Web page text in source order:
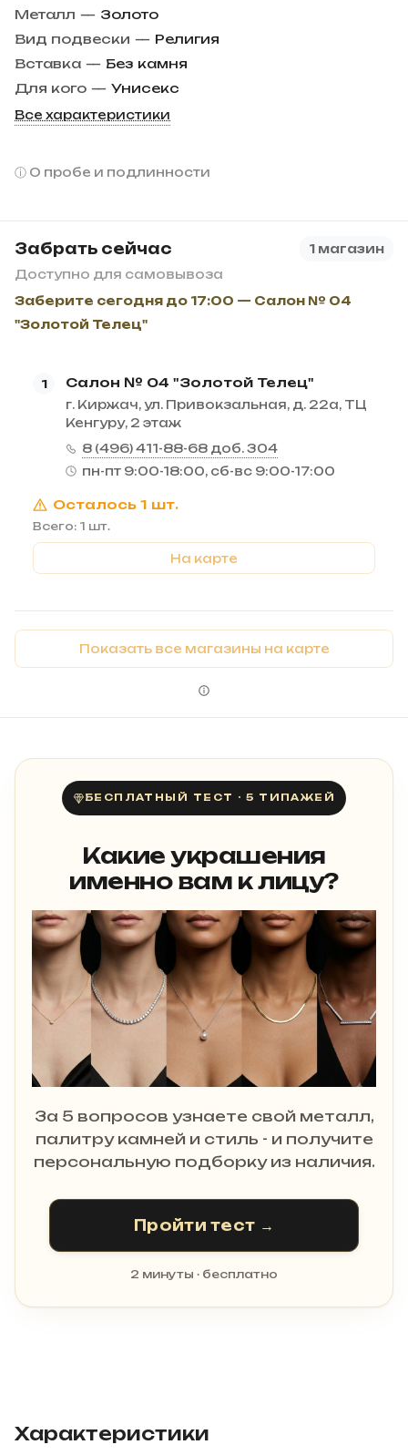
Металл — Золото
Вид подвески — Религия
Вставка — Без камня
Для кого — Унисекс
Все характеристики
О пробе и подлинности
Забрать сейчас
1 магазин
Доступно для самовывоза
Заберите сегодня до 17:00 — Салон № 04
"Золотой Телец"
1 Салон № 04 "Золотой Телец"
г. Киржач, ул. Привокзальная, д. 22а, ТЦ
Кенгуру, 2 этаж
8 (496) 411-88-68 доб. 304
пн-пт 9:00-18:00, сб-вс 9:00-17:00
Осталось 1 шт.
Всего: 1 шт.
На карте
Показать все магазины на карте
БЕСПЛАТНЫЙ ТЕСТ · 5 ТИПАЖЕЙ
Какие украшения
именно вам к лицу?
За 5 вопросов узнаете свой металл,
палитру камней и стиль - и получите
персональную подборку из наличия.
Пройти тест →
2 минуты · бесплатно
Характеристики